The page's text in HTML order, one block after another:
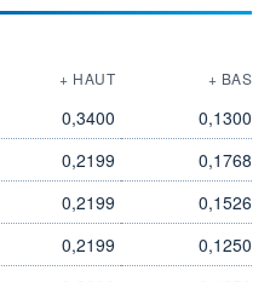
+ HAUT + BAS
0,3400
0,1300
0,2199
0,1768
0,2199
0,1526
0,2199
0,1250